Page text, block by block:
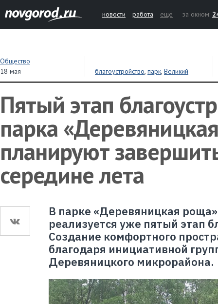
новости работа ещё за окном:
Общество
18 мая
благоустройство, парк, Великий
Новгород
Пятый этап
парка
планируют
середине лета
В парке «Деревяницкая
реализуется уже пятый этап
Создание комфортного
благодаря инициативной
Деревяницкого микрорайона.